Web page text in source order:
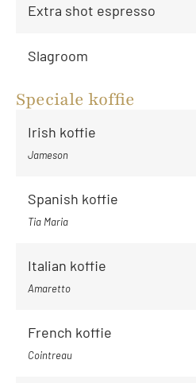
Extra shot espresso
Slagroom
Speciale koffie
Irish koffie
Jameson
Spanish koffie
Tia Maria
Italian koffie
Amaretto
French koffie
Cointreau